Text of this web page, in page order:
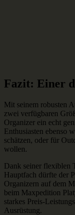
Fazit: Einer
Mit seinem robusten
zwei verfügbaren
Organizer ein echt
Enthusiasten ebenso
schätzen, oder für
wollen.
Dank seiner flexiblen
Hauptfach dürfte der
Organizern auf dem
beim Maxpedition
starkes Preis-
Ausrüstung.